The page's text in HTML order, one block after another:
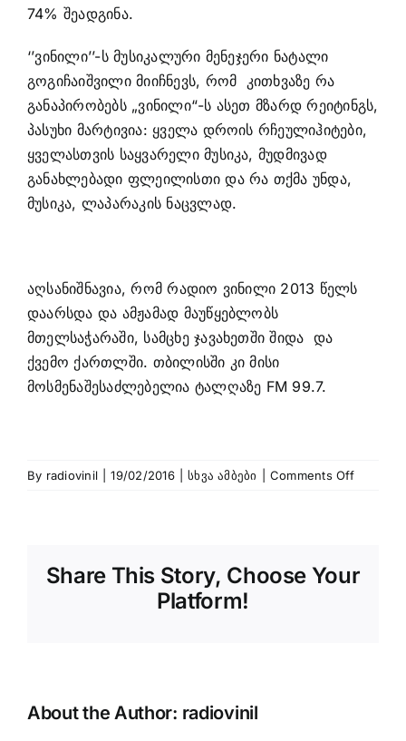
74% შეადგინა.
‘’ვინილი’’-ს მუსიკალური მენეჯერი ნატალი
გოგიჩაიშვილი მიიჩნევს, რომ კითხვაზე რა
განაპირობებს „ვინილი“-ს ასეთ მზარდ რეიტინგს,
პასუხი მარტივია: ყველა დროის რჩეულიჰიტები,
ყველასთვის საყვარელი მუსიკა, მუდმივად
განახლებადი ფლეილისთი და რა თქმა უნდა,
მუსიკა, ლაპარაკის ნაცვლად.
აღსანიშნავია, რომ რადიო ვინილი 2013 წელს
დაარსდა და ამჟამად მაუწყებლობს
მთელსაჭარაში, სამცხე ჯავახეთში შიდა და
ქვემო ქართლში. თბილისში კი მისი
მოსმენაშესაძლებელია ტალღაზე FM 99.7.
By radiovinil 19/02/2016 სხვა ამბები Comments Offon
წელში
Share This Story, Choose Your
Platform!
About the Author: radiovinil